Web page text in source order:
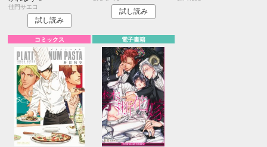
佳門サエコ
試し読み
試し読み
コミックス 電子書籍